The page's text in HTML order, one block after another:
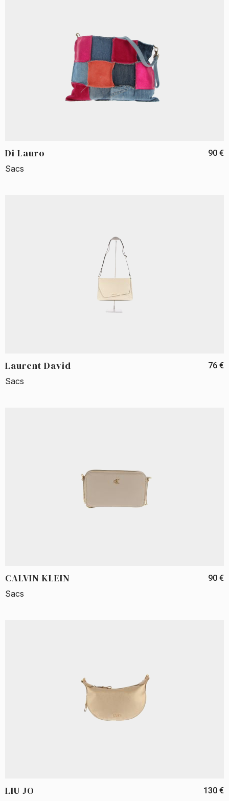
Di Lauro 90 €
Sacs
Laurent David 76 €
Sacs
CALVIN KLEIN 90 €
Sacs
LIU JO 130 €